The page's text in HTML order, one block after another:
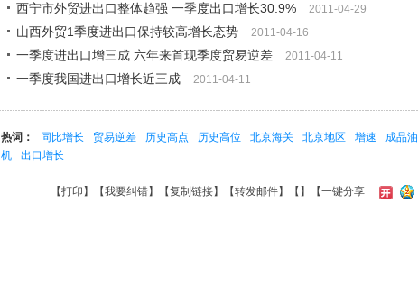
西宁市外贸进出口整体趋强 一季度出口增长30.9% 2011-04-29
山西外贸1季度进出口保持较高增长态势 2011-04-16
一季度进出口增三成 六年来首现季度贸易逆差 2011-04-11
一季度我国进出口增长近三成 2011-04-11
热词： 同比增长 贸易逆差 历史高点 历史高位 北京海关 北京地区 增速 成品油
机
出口增长
【打印 】【我要纠错】【复制链接】【转发邮件】【 】 【一键分享